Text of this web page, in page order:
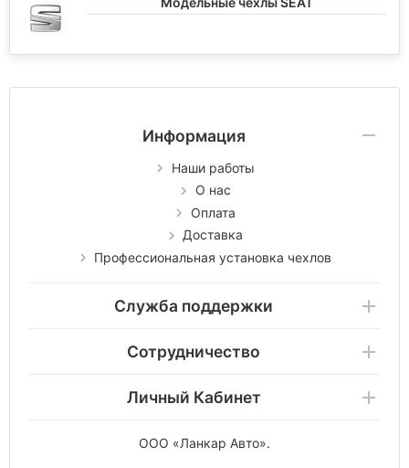
Информация
Наши работы
О нас
Оплата
Доставка
Профессиональная установка чехлов
Служба поддержки
Сотрудничество
Личный Кабинет
ООО «Ланкар Авто».